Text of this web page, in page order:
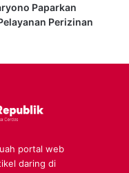
Paparkan
Perizinan
portal web
daring di